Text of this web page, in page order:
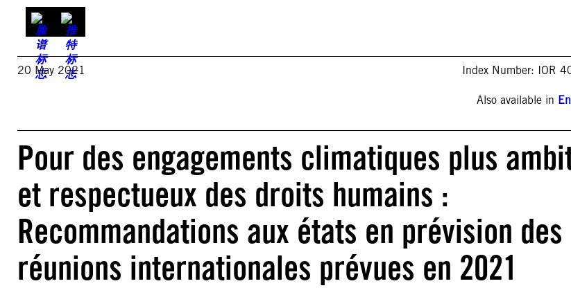
20 May 2021 Index Number: IOR
Also available in
Pour des engagements climatiques plus
et respectueux des droits humains :
Recommandations aux états en prévision des
réunions internationales prévues en 2021